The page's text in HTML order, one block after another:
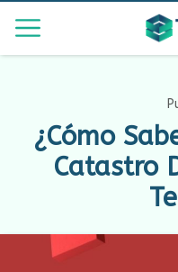
¿Cómo
Catastro